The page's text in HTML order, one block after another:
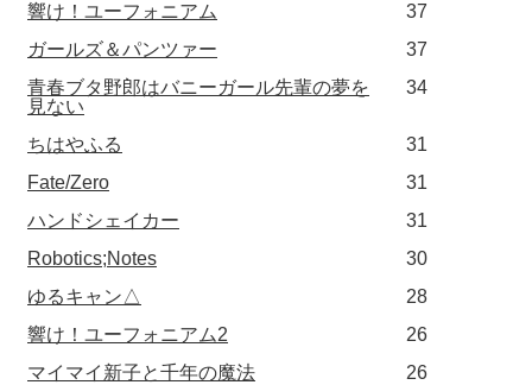
響け！ユーフォニアム
37
ガールズ＆パンツァー
37
青春ブタ野郎はバニーガール先輩の夢を
見ない
34
ちはやふる
31
Fate/Zero
31
ハンドシェイカー
31
Robotics;Notes
30
ゆるキャン△
28
響け！ユーフォニアム2
26
マイマイ新子と千年の魔法
26